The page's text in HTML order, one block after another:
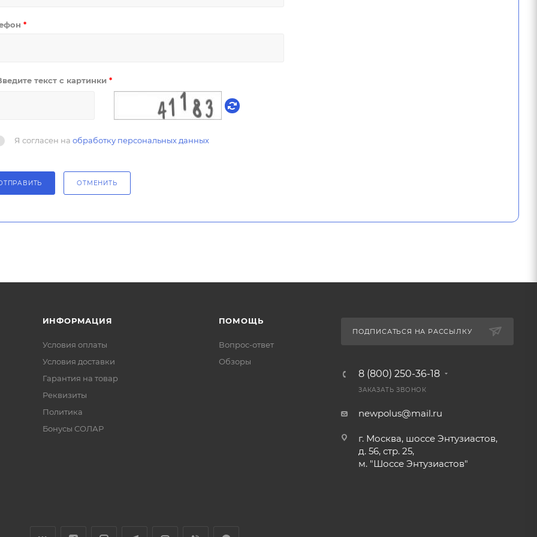
*
текст с картинки *
Я согласен на обработку персональных данных
ОТМЕНИТЬ
ИНФОРМАЦИЯ
Условия оплаты
Условия доставки
Гарантия на товар
Реквизиты
Политика
Бонусы СОЛАР
ПОМОЩЬ
Вопрос-ответ
Обзоры
ПОДПИСАТЬСЯ НА РАССЫЛКУ
8 (800) 250-36-18
ЗАКАЗАТЬ ЗВОНОК
newpolus@mail.ru
г. Москва, шоссе Энтузиастов,
д. 56, стр. 25,
м. "Шоссе Энтузиастов"